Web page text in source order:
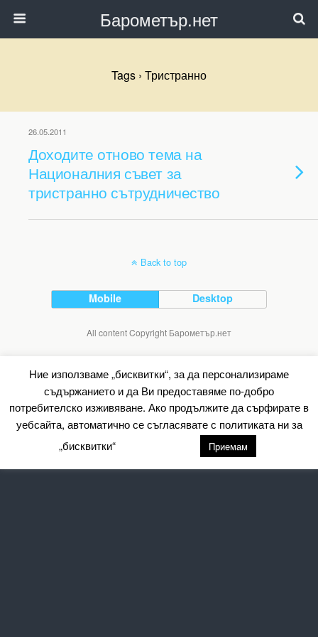
Барометър.нет
Tags › Тристранно
26.05.2011
Доходите отново тема на
Националния съвет за
тристранно сътрудничество
Back to top
Mobile Desktop
All content Copyright Барометър.нет
Ние използваме „бисквитки“, за да персонализираме
съдържанието и да Ви предоставяме по-добро
потребителско изживяване. Ако продължите да сърфирате в
уебсайта, автоматично се съгласявате с политиката ни за
„бисквитки“
Приемам